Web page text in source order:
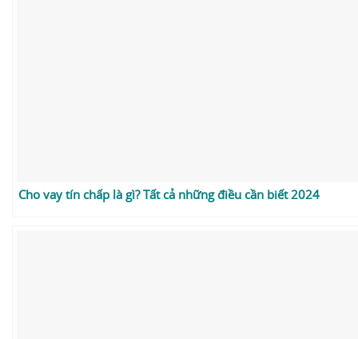
Cho vay tín chấp là gì? Tất cả những điều cần biết 2024